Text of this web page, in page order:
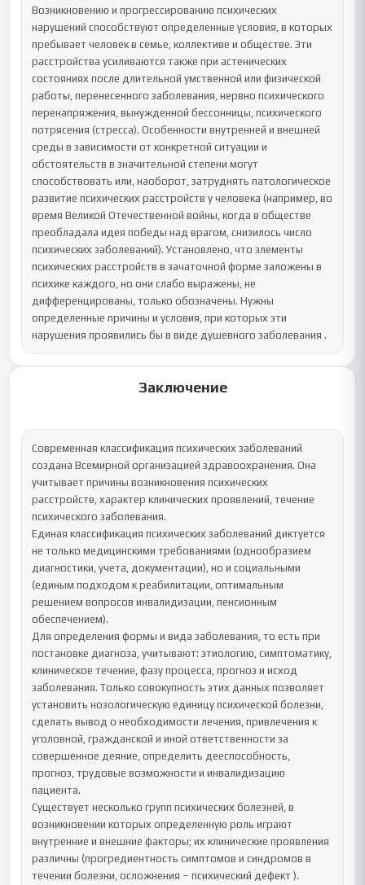
Возникновению и прогрессированию психических
нарушений способствуют определенные условия, в которых
пребывает человек в семье, коллективе и обществе. Эти
расстройства усиливаются также при астенических
состояниях после длительной умственной или физической
работы, перенесенного заболевания, нервно психического
перенапряжения, вынужденной бессонницы, психического
потрясения (стресса). Особенности внутренней и внешней
среды в зависимости от конкретной ситуации и
обстоятельств в значительной степени могут
способствовать или, наоборот, затруднять патологическое
развитие психических расстройств у человека (например, во
время Великой Отечественной войны, когда в обществе
преобладала идея победы над врагом, снизилось число
психических заболеваний). Установлено, что элементы
психических расстройств в зачаточной форме заложены в
психике каждого, но они слабо выражены, не
дифференцированы, только обозначены. Нужны
определенные причины и условия, при которых эти
нарушения проявились бы в виде душевного заболевания .
Заключение
Современная классификация психических заболеваний
создана Всемирной организацией здравоохранения. Она
учитывает причины возникновения психических
расстройств, характер клинических проявлений, течение
психического заболевания.
Единая классификация психических заболеваний диктуется
не только медицинскими требованиями (однообразием
диагностики, учета, документации), но и социальными
(единым подходом к реабилитации, оптимальным
решением вопросов инвалидизации, пенсионным
обеспечением).
Для определения формы и вида заболевания, то есть при
постановке диагноза, учитывают: этиологию, симптоматику,
клиническое течение, фазу процесса, прогноз и исход
заболевания. Только совокупность этих данных позволяет
установить нозологическую единицу психической болезни,
сделать вывод о необходимости лечения, привлечения к
уголовной, гражданской и иной ответственности за
совершенное деяние, определить дееспособность,
прогноз, трудовые возможности и инвалидизацию
пациента.
Существует несколько групп психических болезней, в
возникновении которых определенную роль играют
внутренние и внешние факторы; их клинические проявления
различны (прогредиентность симптомов и синдромов в
течении болезни, осложнения – психический дефект ).